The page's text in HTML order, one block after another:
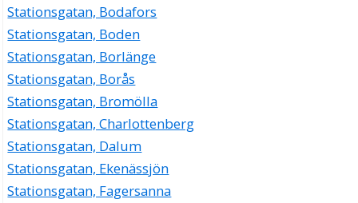
Stationsgatan, Bodafors
Stationsgatan, Boden
Stationsgatan, Borlänge
Stationsgatan, Borås
Stationsgatan, Bromölla
Stationsgatan, Charlottenberg
Stationsgatan, Dalum
Stationsgatan, Ekenässjön
Stationsgatan, Fagersanna